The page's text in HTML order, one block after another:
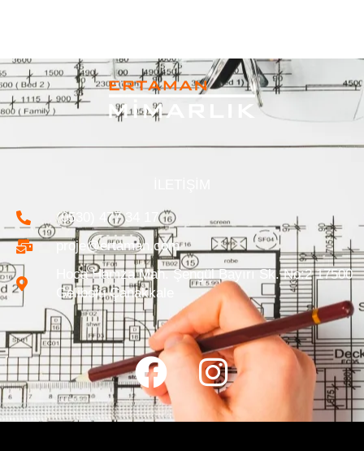
(0530) 477 34 17
proje@ertaman.com
Hoca Hamza Mah. Şengül Bayırı Sk. No:2 17500
Gelibolu Çanakkale